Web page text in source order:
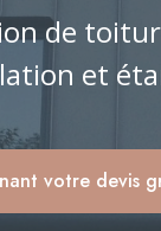
de
et
votre devis